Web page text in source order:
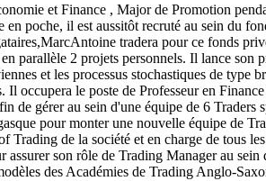
et Finance , Major de Promotion
poche, il est aussitôt recruté au sein du
tradera pour ce fonds
parallèle 2 projets personnels. Il lance son
et les processus stochastiques de type
le poste de Professeur en Finance
gérer au sein d'une équipe de 6 Traders
pour monter une nouvelle équipe de
de la société et en charge de tous
son rôle de Trading Manager au
des Académies de Trading Anglo-